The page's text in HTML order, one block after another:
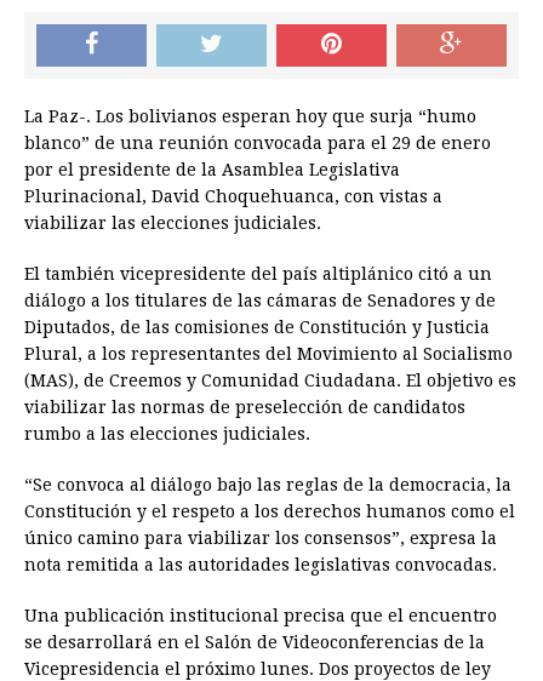
La Paz-. Los bolivianos esperan hoy que surja “humo
blanco” de una reunión convocada para el 29 de enero
por el presidente de la Asamblea Legislativa
Plurinacional, David Choquehuanca, con vistas a
viabilizar las elecciones judiciales.
El también vicepresidente del país altiplánico citó a un
diálogo a los titulares de las cámaras de Senadores y de
Diputados, de las comisiones de Constitución y Justicia
Plural, a los representantes del Movimiento al Socialismo
(MAS), de Creemos y Comunidad Ciudadana. El objetivo es
viabilizar las normas de preselección de candidatos
rumbo a las elecciones judiciales.
“Se convoca al diálogo bajo las reglas de la democracia, la
Constitución y el respeto a los derechos humanos como el
único camino para viabilizar los consensos”, expresa la
nota remitida a las autoridades legislativas convocadas.
Una publicación institucional precisa que el encuentro
se desarrollará en el Salón de Videoconferencias de la
Vicepresidencia el próximo lunes. Dos proyectos de ley